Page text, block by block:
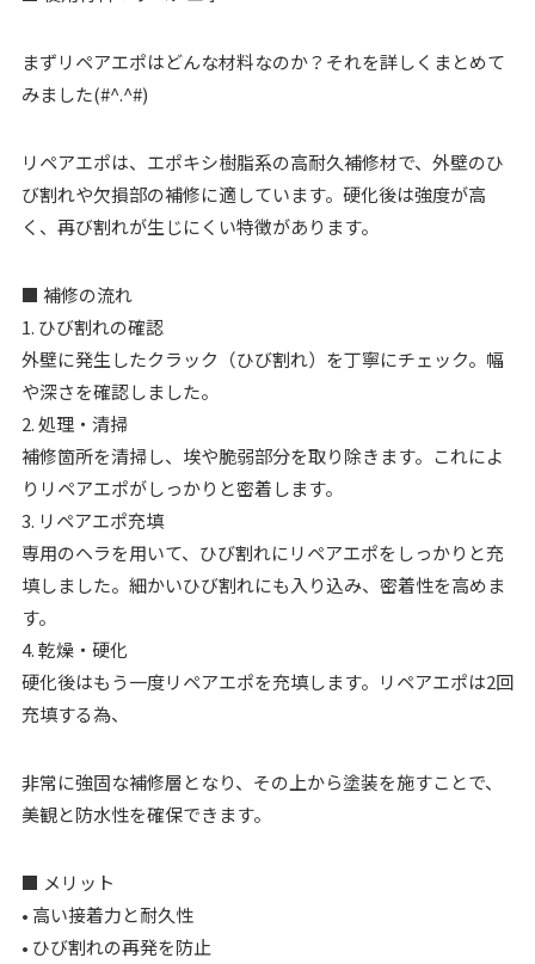
まずリペアエポはどんな材料なのか？それを詳しくまとめて
みました(#^.^#)
リペアエポは、エポキシ樹脂系の高耐久補修材で、外壁のひ
び割れや欠損部の補修に適しています。硬化後は強度が高
く、再び割れが生じにくい特徴があります。
■ 補修の流れ
1. ひび割れの確認
外壁に発生したクラック（ひび割れ）を丁寧にチェック。幅
や深さを確認しました。
2. 処理・清掃
補修箇所を清掃し、埃や脆弱部分を取り除きます。これによ
りリペアエポがしっかりと密着します。
3. リペアエポ充填
専用のヘラを用いて、ひび割れにリペアエポをしっかりと充
填しました。細かいひび割れにも入り込み、密着性を高めま
す。
4. 乾燥・硬化
硬化後はもう一度リペアエポを充填します。リペアエポは2回
充填する為、
非常に強固な補修層となり、その上から塗装を施すことで、
美観と防水性を確保できます。
■ メリット
• 高い接着力と耐久性
• ひび割れの再発を防止